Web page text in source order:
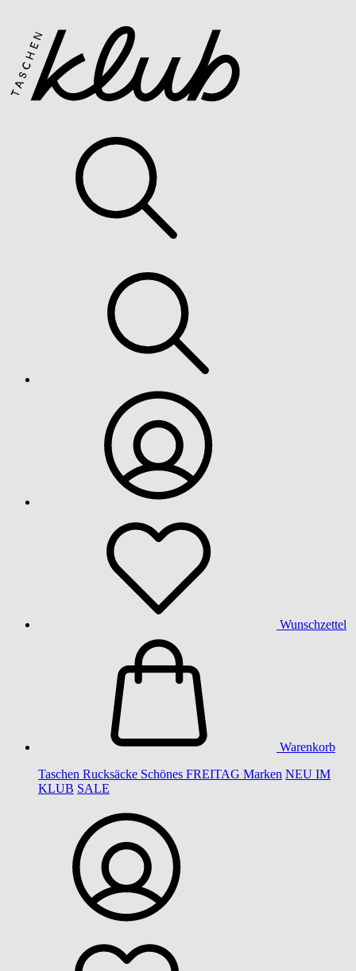
Wunschzettel
Warenkorb
Taschen Rucksäcke Schönes FREITAG Marken NEU IM
KLUB SALE